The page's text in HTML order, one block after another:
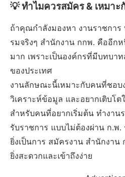
💡 ทำไมควรสมัคร & เหมาะ
ถ้าคุณกำลังมองหา งานราชการ
รมจริงๆ สำนักงาน กกพ. คืออีก
มาก เพราะเป็นองค์กรที่มีบทบา
ของประเทศ
งานลักษณะนี้เหมาะกับคนที่ชอบ
วิเคราะห์ข้อมูล และอยากเติบโ
สำหรับคนที่อยากเริ่มต้น ทำงาน
รับราชการ แบบไม่ต้องผ่าน ก.พ
ยิ่งเป็นการ สมัครงาน สำนักงา
ยิ่งสะดวกและเข้าถึงง่าย